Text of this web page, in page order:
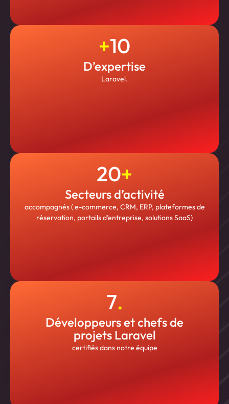
D’expertise
Laravel.
+10
Secteurs d’activité
accompagnés ( e-commerce, CRM, ERP, plateformes de
réservation, portails d’entreprise, solutions SaaS)
20+
Développeurs et chefs de
projets Laravel
certifiés dans notre équipe
7.